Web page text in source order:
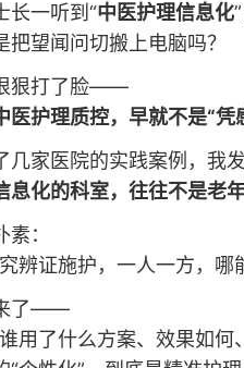
长一听到“中医护理信息化
把望闻问切搬上电脑吗？
狠打了脸——
医护理质控，早就不是“凭
几家医院的实践案例，我
息化的科室，往往不是老
：
辨证施护，一人一方，哪
了——
用了什么方案、效果如何